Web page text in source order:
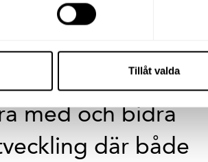
Tillåt valda
är Ida Gustafsson ny projektledare
förankring i alla projektfaser
exempelvis med
med och bidra
där både